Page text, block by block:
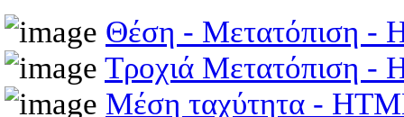
Θέση - Μετατόπιση -
Τροχιά Μετατόπιση -
Μέση ταχύτητα -